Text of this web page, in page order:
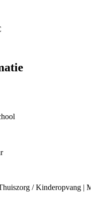
/ Kinderopvang |